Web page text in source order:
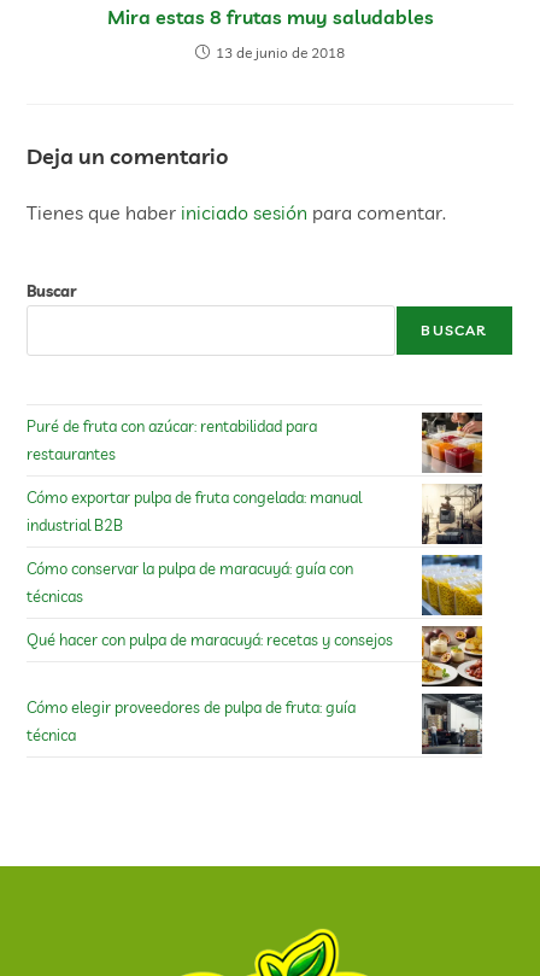
Mira estas 8 frutas muy saludables
13 de junio de 2018
Deja un comentario
Tienes que haber iniciado sesión para comentar.
Buscar
BUSCAR
Puré de fruta con azúcar: rentabilidad para
restaurantes
Cómo exportar pulpa de fruta congelada: manual
industrial B2B
Cómo conservar la pulpa de maracuyá: guía con
técnicas
Qué hacer con pulpa de maracuyá: recetas y consejos
Cómo elegir proveedores de pulpa de fruta: guía
técnica